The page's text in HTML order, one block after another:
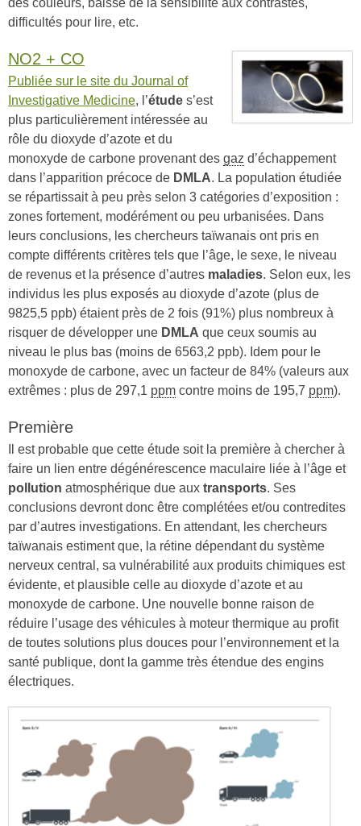
difficultés pour lire, etc.
NO2 + CO
Publiée sur le site du Journal of
Investigative Medicine , l’étude s’est
plus particulièrement intéressée au
rôle du dioxyde d’azote et du
monoxyde de carbone provenant des gaz d’échappement
dans l’apparition précoce de DMLA . La population étudiée
se répartissait à peu près selon 3 catégories d’exposition :
zones fortement, modérément ou peu urbanisées. Dans
leurs conclusions, les chercheurs taïwanais ont pris en
compte différents critères tels que l’âge, le sexe, le niveau
de revenus et la présence d’autres maladies . Selon eux, les
individus les plus exposés au dioxyde d’azote (plus de
9825,5 ppb) étaient près de 2 fois (91%) plus nombreux à
risquer de développer une DMLA que ceux soumis au
niveau le plus bas (moins de 6563,2 ppb). Idem pour le
monoxyde de carbone, avec un facteur de 84% (valeurs aux
extrêmes : plus de 297,1 ppm contre moins de 195,7 ppm).
Première
Il est probable que cette étude soit la première à chercher à
faire un lien entre dégénérescence maculaire liée à l’âge et
pollution atmosphérique due aux transports . Ses
conclusions devront donc être complétées et/ou contredites
par d’autres investigations. En attendant, les chercheurs
taïwanais estiment que, la rétine dépendant du système
nerveux central, sa vulnérabilité aux produits chimiques est
évidente, et plausible celle au dioxyde d’azote et au
monoxyde de carbone. Une nouvelle bonne raison de
réduire l’usage des véhicules à moteur thermique au profit
de toutes solutions plus douces pour l’environnement et la
santé publique, dont la gamme très étendue des engins
électriques.